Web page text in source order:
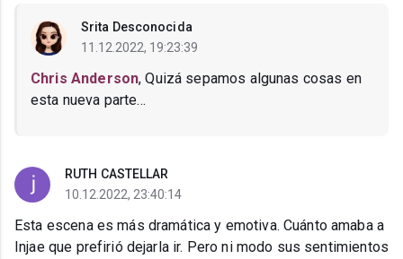
Srita Desconocida
11.12.2022, 19:23:39
Chris Anderson, Quizá sepamos algunas cosas en
esta nueva parte...
RUTH CASTELLAR
10.12.2022, 23:40:14
Esta escena es más dramática y emotiva. Cuánto amaba a
Injae que prefirió dejarla ir. Pero ni modo sus sentimientos